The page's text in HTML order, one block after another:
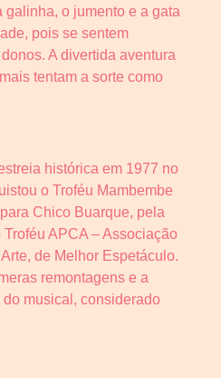
galinha, o jumento e a gata
pois se sentem
A divertida aventura
tentam a sorte como
histórica em 1977 no
o Troféu Mambembe
Chico Buarque, pela
APCA – Associação
de Melhor Espetáculo.
remontagens e a
musical, considerado